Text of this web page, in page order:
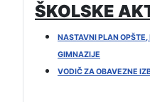
ŠKOLSKE
NASTAVNI PLAN
GIMNAZIJE
VODIČ ZA OBAVEZNE